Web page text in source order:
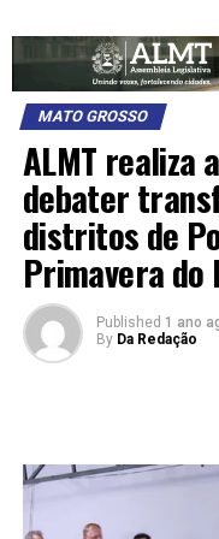
MATO GROSSO
ALMT realiza
debater
distritos de
Primavera do
Published 1 ano
By Da Redação